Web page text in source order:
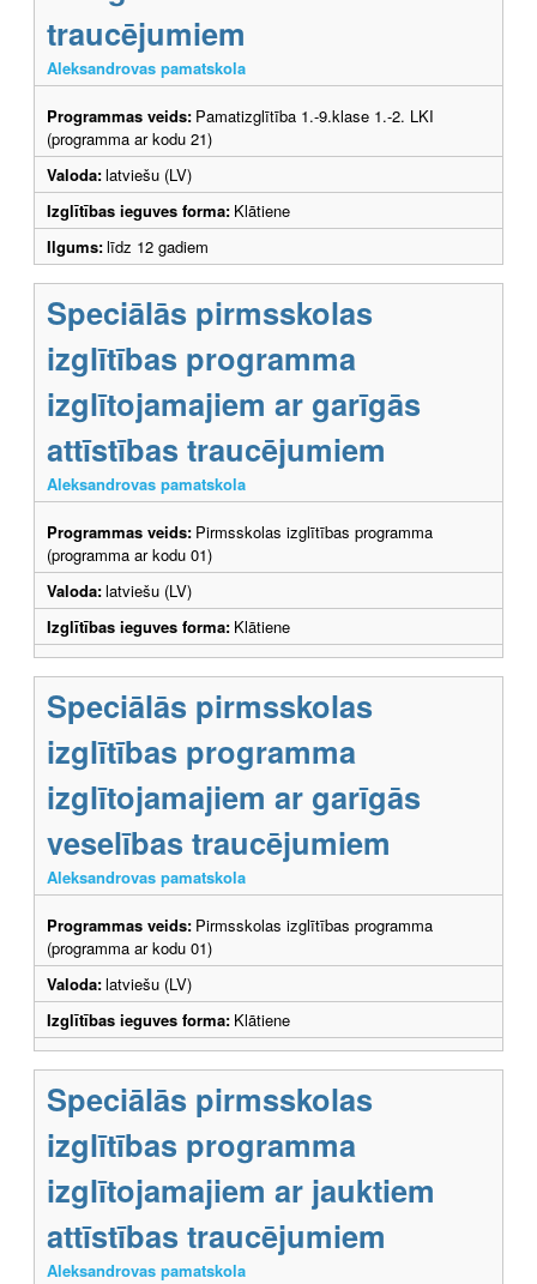
traucējumiem
Aleksandrovas pamatskola
Programmas veids: Pamatizglītība 1.-9.klase 1.-2. LKI
(programma ar kodu 21)
Valoda:latviešu (LV)
Izglītības ieguves forma: Klātiene
Ilgums:līdz 12 gadiem
Speciālās pirmsskolas
izglītības programma
izglītojamajiem ar garīgās
attīstības traucējumiem
Aleksandrovas pamatskola
Programmas veids: Pirmsskolas izglītības programma
(programma ar kodu 01)
Valoda:latviešu (LV)
Izglītības ieguves forma: Klātiene
Speciālās pirmsskolas
izglītības programma
izglītojamajiem ar garīgās
veselības traucējumiem
Aleksandrovas pamatskola
Programmas veids: Pirmsskolas izglītības programma
(programma ar kodu 01)
Valoda:latviešu (LV)
Izglītības ieguves forma: Klātiene
Speciālās pirmsskolas
izglītības programma
izglītojamajiem ar jauktiem
attīstības traucējumiem
Aleksandrovas pamatskola